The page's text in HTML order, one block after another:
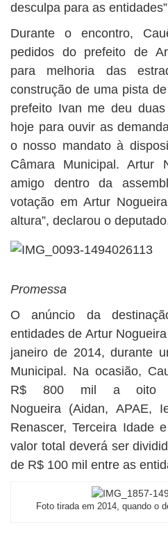
desculpa para as
Durante o encontro,
pedidos do prefeito de
para melhoria das
construção de uma pista
prefeito Ivan me deu
hoje para ouvir as
o nosso mandato à
Câmara Municipal. Artur
amigo dentro da
votação em Artur
altura”, declarou o
Promessa
O anúncio da
entidades de Artur
janeiro de 2014, durante
Municipal. Na ocasião,
R$ 800 mil a oito
Nogueira (Aidan, APAE,
Renascer, Terceira Idade
valor total deverá ser
de R$ 100 mil entre as
Foto tirada em 2014, quando o